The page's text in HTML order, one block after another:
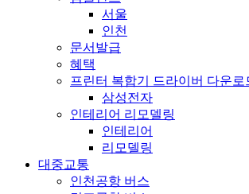
서울
인천
문서발급
혜택
프린터 복합기 드라이버 다운로
삼성전자
인테리어 리모델링
인테리어
리모델링
대중교통
인천공항 버스